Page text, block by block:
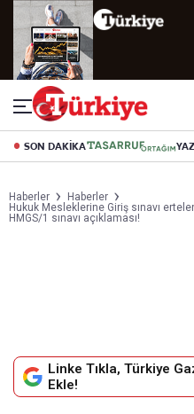
SON DAKİKA
Haberler
Haberler
Hukuk Mesleklerine Giriş sınavı
HMGS/1 sınavı açıklaması!
Linke Tıkla, Türkiye
Ekle!